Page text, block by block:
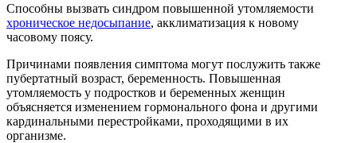
Способны вызвать синдром повышенной утомляемости
хроническое недосыпание, акклиматизация к новому
часовому поясу.
Причинами появления симптома могут послужить также
пубертатный возраст, беременность. Повышенная
утомляемость у подростков и беременных женщин
объясняется изменением гормонального фона и другими
кардинальными перестройками, проходящими в их
организме.